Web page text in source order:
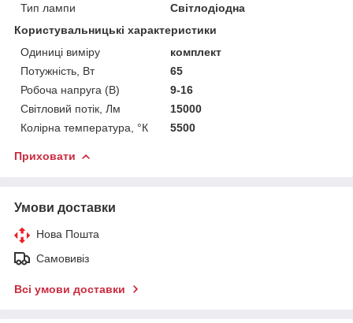
Тип лампи
Світлодіодна
Користувальницькі характеристики
Одиниці виміру
комплект
Потужність, Вт
65
Робоча напруга (В)
9-16
Світловий потік, Лм
15000
Колірна температура, °К
5500
Приховати
Умови доставки
Нова Пошта
Самовивіз
Всі умови доставки